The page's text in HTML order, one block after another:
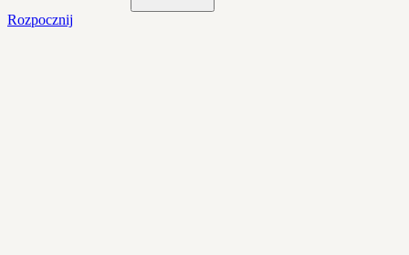
Rozpocznij